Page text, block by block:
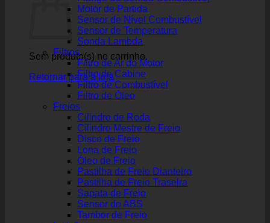
Sem produto(s) no carrinho.
Retornar para a loja
Motor de Partida
Sensor de Nível Combustível
Sensor de Temperatura
Sonda Lambda
Filtros
Filtro de Ar do Motor
Filtro de Cabine
Filtro de Combustível
Filtro de Óleo
Freios
Cilindro de Roda
Cilindro Mestre de Freio
Disco de Freio
Lona de Freio
Óleo de Freio
Pastilha de Freio Dianteiro
Pastilha de Freio Traseira
Sapata de Freio
Sensor do ABS
Tambor de Freio